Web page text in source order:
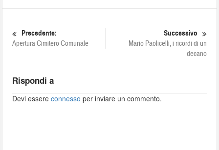
Precedente:
Apertura Cimitero Comunale
Successivo
Mario Paolicelli, i ricordi di un
decano
Rispondi a
Devi essereconnesso per inviare un commento.